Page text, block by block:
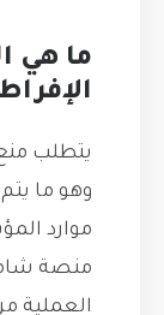
ما هي
يتطلب
وهو ما
العملية